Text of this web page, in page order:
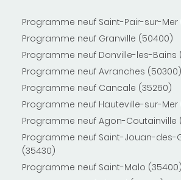
Programme neuf Saint-Pair-sur-Mer
Programme neuf Granville (50400)
Programme neuf Donville-les-Bains
Programme neuf Avranches (50300)
Programme neuf Cancale (35260)
Programme neuf Hauteville-sur-Mer
Programme neuf Agon-Coutainville
Programme neuf Saint-Jouan-des-
(35430)
Programme neuf Saint-Malo (35400)